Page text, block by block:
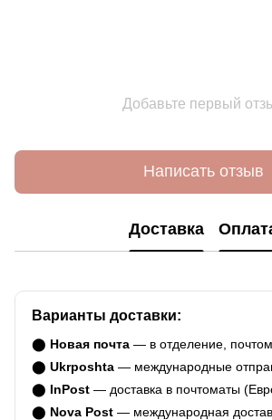
Добавьте первый
Написать отзыв
Доставка
Варианты доставки:
⬤ Новая почта — в отделение,
⬤ Ukrposhta — международные
⬤ InPost — доставка в почтоматы
⬤ Nova Post — международная